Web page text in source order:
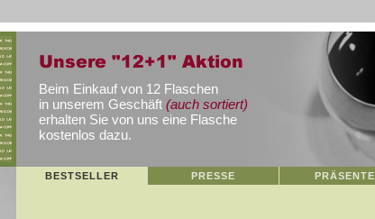
BESTSELLER PRESSE PRÄSENTE
Beim Einkauf von 12 Flaschen
in unserem Geschäft (auch sortiert)
erhalten Sie von uns eine Flasche
kostenlos dazu.